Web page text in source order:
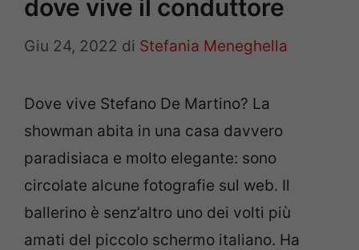
dove vive il conduttore
Giu 24, 2022 di Stefania Meneghella
Dove vive Stefano De Martino? La
showman abita in una casa davvero
paradisiaca e molto elegante: sono
circolate alcune fotografie sul web. Il
ballerino è senz’altro uno dei volti più
amati del piccolo schermo italiano. Ha